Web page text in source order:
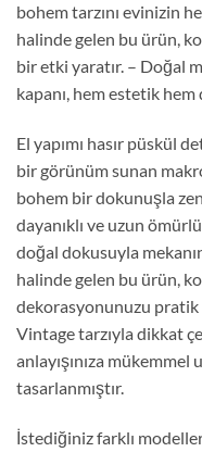
bohem tarzını evinizin
halinde gelen bu ürün,
bir etki yaratır. – Doğal
kapanı, hem estetik
El yapımı hasır püskül
bir görünüm sunan
bohem bir dokunuşla
dayanıklı ve uzun
doğal dokusuyla
halinde gelen bu ürün,
dekorasyonunuzu pratik
Vintage tarzıyla dikkat
anlayışınıza
tasarlanmıştır.
İstediğiniz farklı